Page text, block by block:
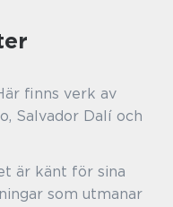
finns verk av
Salvador Dalí och
är känt för sina
som utmanar